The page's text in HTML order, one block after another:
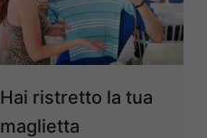
Hai ristretto la tua
maglietta